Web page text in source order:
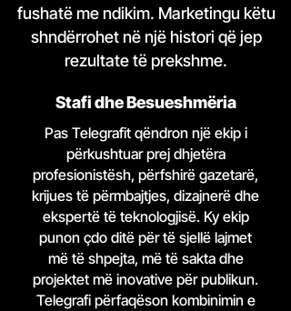
fushatë me ndikim. Marketingu këtu
shndërrohet në një histori që jep
rezultate të prekshme.
Stafi dhe Besueshmëria
Pas Telegrafit qëndron një ekip i
përkushtuar prej dhjetëra
profesionistësh, përfshirë gazetarë,
krijues të përmbajtjes, dizajnerë dhe
ekspertë të teknologjisë. Ky ekip
punon çdo ditë për të sjellë lajmet
më të shpejta, më të sakta dhe
projektet më inovative për publikun.
Telegrafi përfaqëson kombinimin e